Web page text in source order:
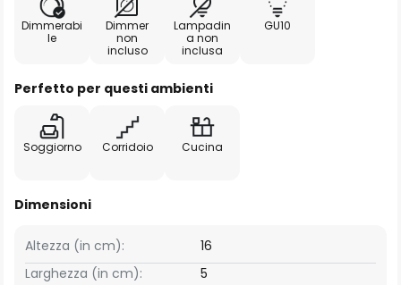
Dimmerabi
le
Dimmer
non
incluso
Lampadin
a non
inclusa
GU10
Perfetto per questi ambienti
Soggiorno Corridoio Cucina
Dimensioni
Larghezza (in cm): 5
Altezza (in cm): 16